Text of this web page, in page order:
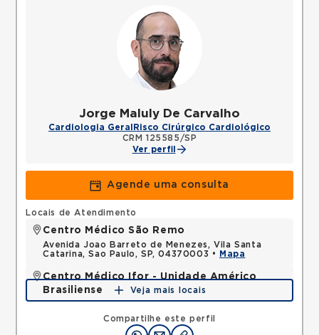
Jorge Maluly De Carvalho
Cardiologia Geral Risco Cirúrgico Cardiológico
CRM 125585/SP
Ver perfil
Agende uma consulta
Compartilhe este perfil
Locais de Atendimento
Centro Médico São Remo
Avenida Joao Barreto de Menezes, Vila Santa
Catarina, Sao Paulo, SP, 04370003 •
Mapa
Centro Médico Ifor - Unidade Américo
Brasiliense
Rua Americo Brasiliense, Centro, Sao Bernardo do
Campo, SP, 09715021 •
Mapa
Veja mais locais